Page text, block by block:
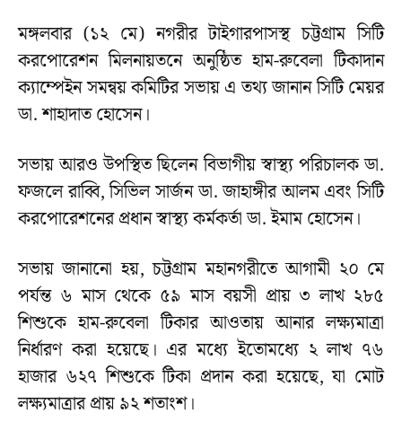
মঙ্গলবার (১২ মে) নগরীর টাইগারপাসস্থ চট্টগ্রাম সিটি
করপোরেশন মিলনায়তনে অনুষ্ঠিত হাম-রুবেলা টিকাদান
ক্যাম্পেইন সমন্বয় কমিটির সভায় এ তথ্য জানান সিটি মেয়র
ডা. শাহাদাত হোসেন।
সভায় আরও উপস্থিত ছিলেন বিভাগীয় স্বাস্থ্য পরিচালক ডা.
ফজলে রাব্বি, সিভিল সার্জন ডা. জাহাঙ্গীর আলম এবং সিটি
করপোরেশনের প্রধান স্বাস্থ্য কর্মকর্তা ডা. ইমাম হোসেন।
সভায় জানানো হয়, চট্টগ্রাম মহানগরীতে আগামী ২০ মে
পর্যন্ত ৬ মাস থেকে ৫৯ মাস বয়সী প্রায় ৩ লাখ ২৮৫
শিশুকে হাম-রুবেলা টিকার আওতায় আনার লক্ষ্যমাত্রা
নির্ধারণ করা হয়েছে। এর মধ্যে ইতোমধ্যে ২ লাখ ৭৬
হাজার ৬২৭ শিশুকে টিকা প্রদান করা হয়েছে, যা মোট
লক্ষ্যমাত্রার প্রায় ৯২ শতাংশ।